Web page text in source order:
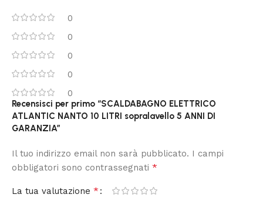
0
0
0
0
0
Recensisci per primo “SCALDABAGNO ELETTRICO
ATLANTIC NANTO 10 LITRI sopralavello 5 ANNI DI
GARANZIA”
Il tuo indirizzo email non sarà pubblicato. I campi
obbligatori sono contrassegnati *
La tua valutazione *